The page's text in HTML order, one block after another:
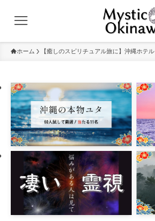
ホーム 【癒しのスピリチュアル旅に】沖縄ホテル